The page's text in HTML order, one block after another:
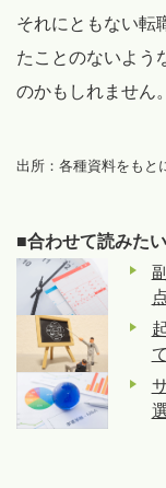
それにともない転
たことのないよう
のかもしれません。
出所：各種資料をもと
■合わせて読みた